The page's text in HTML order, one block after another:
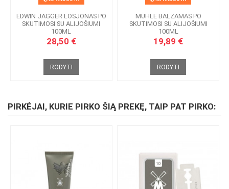
EDWIN JAGGER LOSJONAS PO
SKUTIMOSI SU ALIJOŠIUMI
100ML
28,50 €
RODYTI
MÜHLE BALZAMAS PO
SKUTIMOSI SU ALIJOŠIUMI
100ML
19,89 €
RODYTI
PIRKĖJAI, KURIE PIRKO ŠIĄ PREKĘ, TAIP PAT PIRKO: